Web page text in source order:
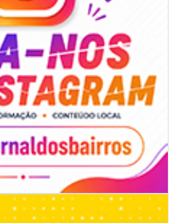
Pesca foca campanha na infraestrutura